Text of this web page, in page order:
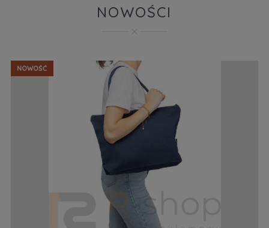
NOWOŚCI
NOWOŚĆ